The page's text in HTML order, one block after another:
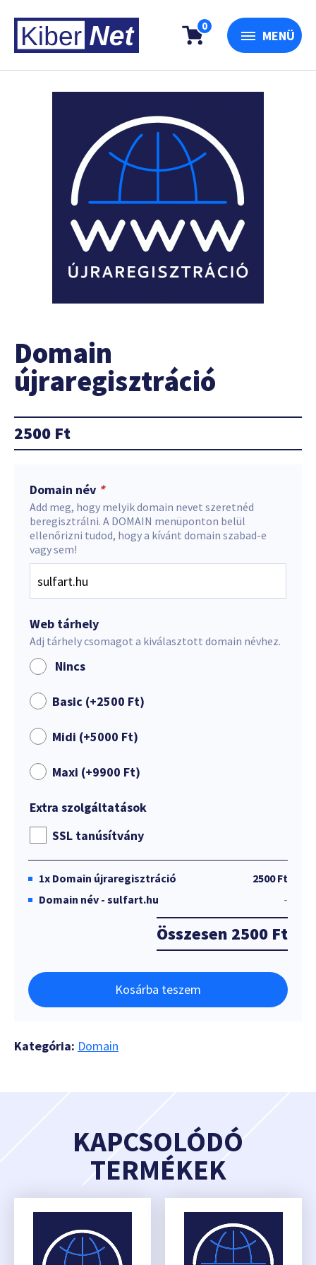
0
MENÜ
Domain
újraregisztráció
2500 Ft
Domain név *
Add meg, hogy melyik domain nevet szeretnéd
beregisztrálni. A DOMAIN menüponton belül
ellenőrizni tudod, hogy a kívánt domain szabad-e
vagy sem!
Web tárhely
Adj tárhely csomagot a kiválasztott domain névhez.
Nincs
Basic (+2500 Ft)
Midi (+5000 Ft)
Maxi (+9900 Ft)
Extra szolgáltatások
SSL tanúsítvány
1x Domain újraregisztráció
2500 Ft
Domain név - sulfart.hu
-
Összesen 2500 Ft
Kosárba teszem
Kategória: Domain
KAPCSOLÓDÓ
TERMÉKEK